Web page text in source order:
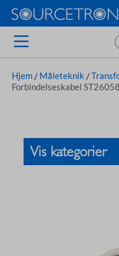
Hjem / Måleteknik /
Forbindelseskabel
Vis kategorier